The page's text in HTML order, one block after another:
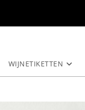
WIJNETIKETTEN